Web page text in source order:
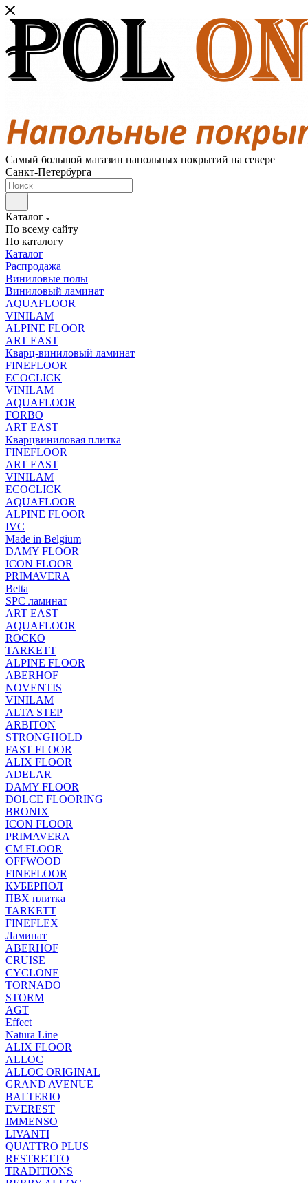
Самый большой магазин напольных покрытий на севере
Санкт-Петербурга
Каталог
По всему сайту
По каталогу
Каталог
Распродажа
Виниловые полы
Виниловый ламинат
AQUAFLOOR
VINILAM
ALPINE FLOOR
ART EAST
Кварц-виниловый ламинат
FINEFLOOR
ECOCLICK
VINILAM
AQUAFLOOR
FORBO
ART EAST
Кварцвиниловая плитка
FINEFLOOR
ART EAST
VINILAM
ECOCLICK
AQUAFLOOR
ALPINE FLOOR
IVC
Made in Belgium
DAMY FLOOR
ICON FLOOR
PRIMAVERA
Betta
SPC ламинат
ART EAST
AQUAFLOOR
ROCKO
TARKETT
ALPINE FLOOR
ABERHOF
NOVENTIS
VINILAM
ALTA STEP
ARBITON
STRONGHOLD
FAST FLOOR
ALIX FLOOR
ADELAR
DAMY FLOOR
DOLCE FLOORING
BRONIX
ICON FLOOR
PRIMAVERA
CM FLOOR
OFFWOOD
FINEFLOOR
КУБЕРПОЛ
ПВХ плитка
TARKETT
FINEFLEX
Ламинат
ABERHOF
CRUISE
CYCLONE
TORNADO
STORM
AGT
Effect
Natura Line
ALIX FLOOR
ALLOC
ALLOC ORIGINAL
GRAND AVENUE
BALTERIO
EVEREST
IMMENSO
LIVANTI
QUATTRO PLUS
RESTRETTO
TRADITIONS